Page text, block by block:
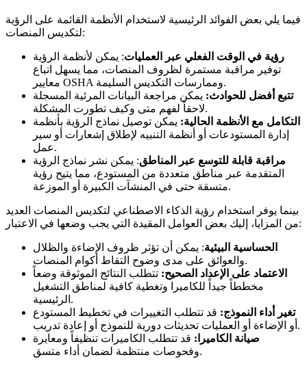
فيما يلي بعض الفوائد الرئيسية لاستخدام الأنظمة القائمة على الرؤية
لتكديس المنصات:
رؤية في الوقت الفعلي عبر العمليات: يمكن لأنظمة الرؤية
توفير مراقبة مستمرة لظروف المنصات، مما يسهل اتباع
معايير OSHA وممارسات التكديس السليمة.
تتبع أفضل للحوادث: يمكن مراجعة البيانات المرئية المسجلة
لاحقاً لفهم متى وكيف تطورت المشكلة.
التكامل مع الأنظمة الحالية: يمكن توصيل نماذج الرؤية بأنظمة
إدارة المستودعات أو أنظمة التنبيه لإطلاق إشعارات أو سير
عمل.
مراقبة قابلة للتوسع عبر المناطق: يمكن نشر نماذج الرؤية
المتقدمة عبر مناطق متعددة من المستودع، مما يتيح رؤية
متسقة حتى في المنشآت الكبيرة أو الموزعة.
بينما يوفر استخدام رؤية الذكاء الاصطناعي لتكديس المنصات العديد
من المزايا، إليك بعض العوامل المقيدة التي يجب وضعها في الاعتبار:
الحساسية البيئية: يمكن أن تؤثر ظروف الإضاءة والظلال
والعوائق على مدى وضوح التقاط أكوام المنصات.
الاعتماد على الإعداد الصحيح: تتطلب النتائج الموثوقة وضعاً
مخططاً جيداً للكاميرا وتغطية كافية لمناطق التشغيل
الرئيسية.
تغير أداء النموذج: قد تتطلب التغييرات في تخطيط المستودع
أو الإضاءة أو العمليات تحديثات دورية للنموذج أو إعادة تدريب.
صيانة الكاميرا: قد تتطلب الكاميرات تنظيفاً ومعايرة
وفحوصات منتظمة لضمان أداء متسق.